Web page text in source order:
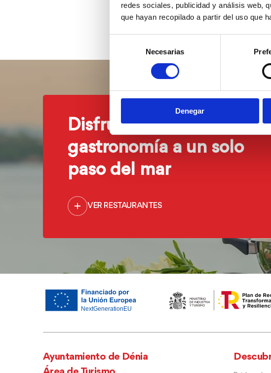
redes sociales, publicidad y análisis web,
que hayan recopilado a partir del uso que
consentimiento
Necesarias
Denegar
Disfruta de nuestra
gastronomía a un solo
paso del mar
VER RESTAURANTES
Ayuntamiento de Dénia